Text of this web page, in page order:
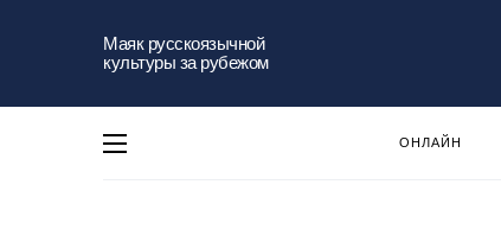
Маяк русскоязычной
культуры за рубежом
ОНЛАЙН